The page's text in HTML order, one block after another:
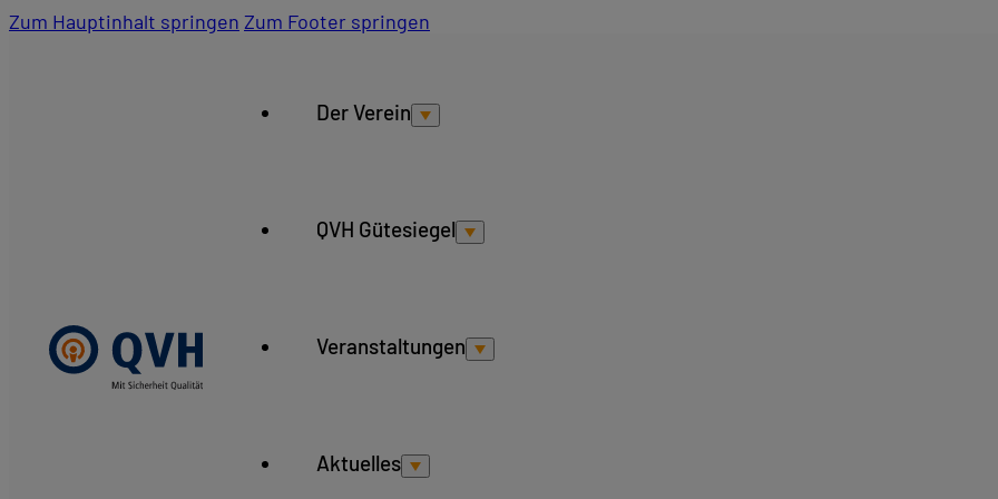
Zum Hauptinhalt springen Zum Footer springen
Der Verein
QVH Gütesiegel
Veranstaltungen
Aktuelles